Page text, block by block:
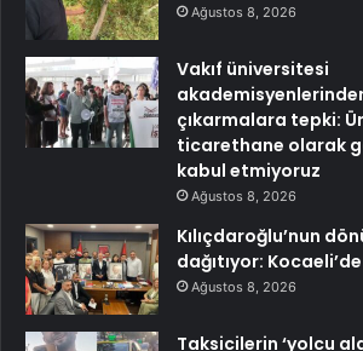
Ağustos 8, 2026
Vakıf üniversitesi
çıkarmalara tepki:
ticarethane olarak
kabul etmiyoruz
Ağustos 8, 2026
Kılıçdaroğlu’nun
dağıtıyor:
Ağustos 8, 2026
Taksicilerin ‘yolcu